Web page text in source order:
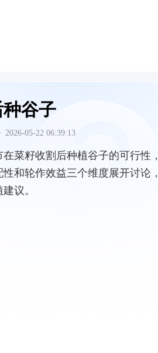
谷子
· 2026-05-22 06:39:13
菜籽收割后种植谷子的可行性，
和轮作效益三个维度展开讨论，
议。